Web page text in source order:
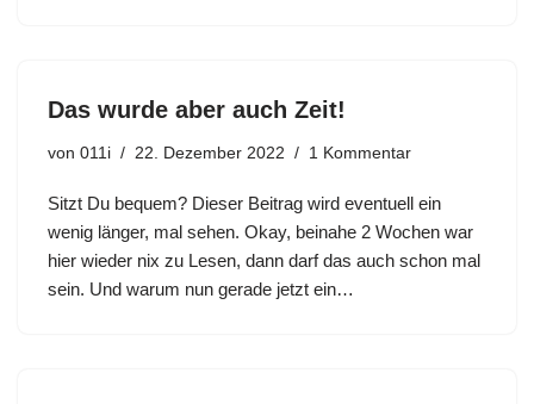
Das wurde aber auch Zeit!
von 011i 22. Dezember 2022 1 Kommentar
Sitzt Du bequem? Dieser Beitrag wird eventuell ein
wenig länger, mal sehen. Okay, beinahe 2 Wochen war
hier wieder nix zu Lesen, dann darf das auch schon mal
sein. Und warum nun gerade jetzt ein…